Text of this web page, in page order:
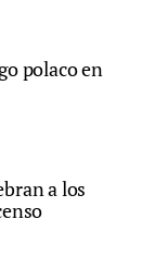
polaco en
a los